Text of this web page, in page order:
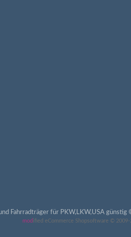
Fahrradträger für PKW,LKW,USA
mod ified eCommerce Shopsoftware © 2009-